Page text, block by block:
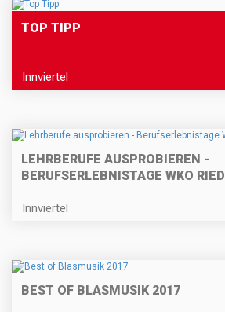
TOP TIPP
Innviertel
LEHRBERUFE AUSPROBIEREN -
BERUFSERLEBNISTAGE WKO RIED
Innviertel
BEST OF BLASMUSIK 2017